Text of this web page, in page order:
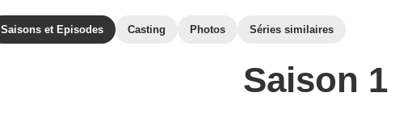
Saisons et Episodes Casting Photos Séries similaires
Saison 1